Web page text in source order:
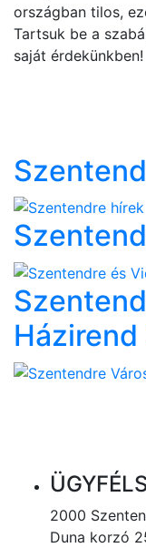
országban tilos,
Tartsuk be a
saját érdekünkben!
Házirend
2000
Duna korzó